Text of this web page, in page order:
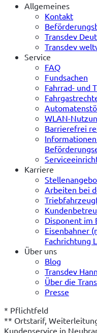
Allgemeines
Kontakt
Transdev
Transdev
Service
FAQ
Fundsachen
Fahrrad- und
WLAN-
Barrierefrei
Karriere
Arbeiten bei
Disponent im
Eisenbahner
Fachrichtung
Über uns
Blog
Transdev
Über die
Presse
* Pflichtfeld
** Ortstarif,
Kundenservice in